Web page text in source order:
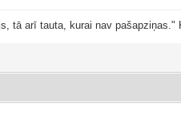
tā arī tauta, kurai nav pašapziņas."